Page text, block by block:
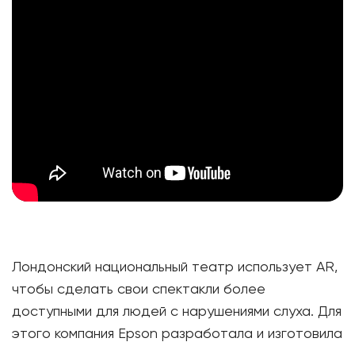
Лондонский национальный театр использует AR,
чтобы сделать свои спектакли более
доступными для людей с нарушениями слуха. Для
этого компания Epson разработала и изготовила